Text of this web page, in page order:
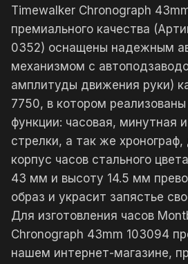
Timewalker Chronograph
премиального качества
0352) оснащены надежным
механизмом с
амплитуды движения руки)
7750, в котором
функции: часовая, минутная
стрелки, а так же хронограф,
корпус часов стального
43 мм и высоту 14.5 мм
образ и украсит запястье
Для изготовления часов
Chronograph 43mm 103094
нашем интернет-магазине,